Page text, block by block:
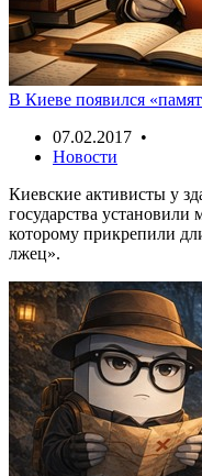
В Киеве появился
07.02.2017 •
Новости
Киевские активисты у
государства
которому прикрепили
лжец».